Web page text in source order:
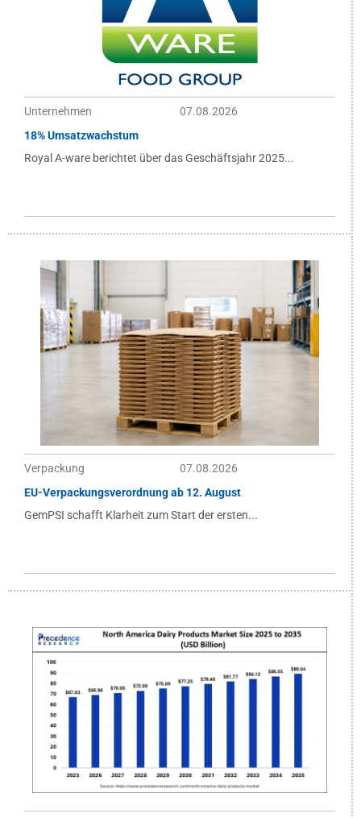
Unternehmen
07.08.2026
18% Umsatzwachstum
Royal A-ware berichtet über das Geschäftsjahr 2025...
Verpackung
07.08.2026
EU-Verpackungsverordnung ab 12. August
GemPSI schafft Klarheit zum Start der ersten...